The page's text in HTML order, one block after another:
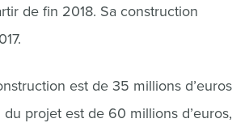
de fin 2018. Sa construction
est de 35 millions d’euros
projet est de 60 millions d’euros,